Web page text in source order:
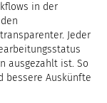
in der
Jeder
ausgezahlt ist. So
bessere Auskünfte